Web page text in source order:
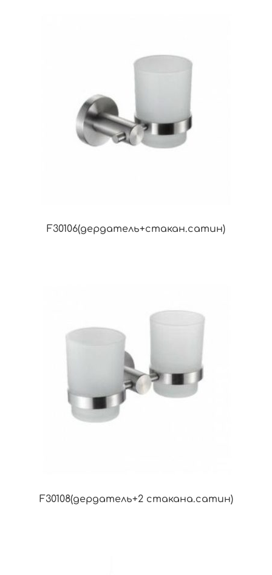
F30106(дердатель+стакан.сатин)
F30108(дердатель+2 стакана.сатин)